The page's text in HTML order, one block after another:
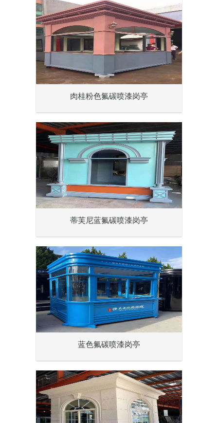
肉桂粉色氟碳喷漆岗亭
蒂芙尼蓝氟碳喷漆岗亭
蓝色氟碳喷漆岗亭